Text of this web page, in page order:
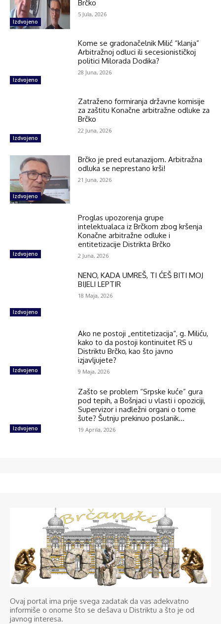
Izdvojeno
Brčko
5 Jula, 2026
Izdvojeno
Kome se gradonačelnik Milić “klanja”
Arbitražnoj odluci ili secesionističkoj
politici Milorada Dodika?
28 Juna, 2026
Izdvojeno
Zatraženo formiranja državne komisije
za zaštitu Konačne arbitražne odluke za
Brčko
22 Juna, 2026
Izdvojeno
Brčko je pred eutanazijom. Arbitražna
odluka se neprestano krši!
21 Juna, 2026
Izdvojeno
Proglas upozorenja grupe
intelektualaca iz Brčkom zbog kršenja
Konačne arbitražne odluke i
entitetizacije Distrikta Brčko
2 Juna, 2026
Izdvojeno
NENO, KADA UMREŠ, TI ĆEŠ BITI MOJ
BIJELI LEPTIR
18 Maja, 2026
Izdvojeno
Ako ne postoji „entitetizacija“, g. Miliću,
kako to da postoji kontinuitet RS u
Distriktu Brčko, kao što javno
izjavljujete?
9 Maja, 2026
Izdvojeno
Zašto se problem “Srpske kuće” gura
pod tepih, a Bošnjaci u vlasti i opoziciji,
Supervizor i nadležni organi o tome
šute? Šutnju prekinuo poslanik...
19 Aprila, 2026
Ovaj portal ima prije svega zadatak da vas adekvatno
informiše o onome što se dešava u Distriktu a što je od
javnog interesa.